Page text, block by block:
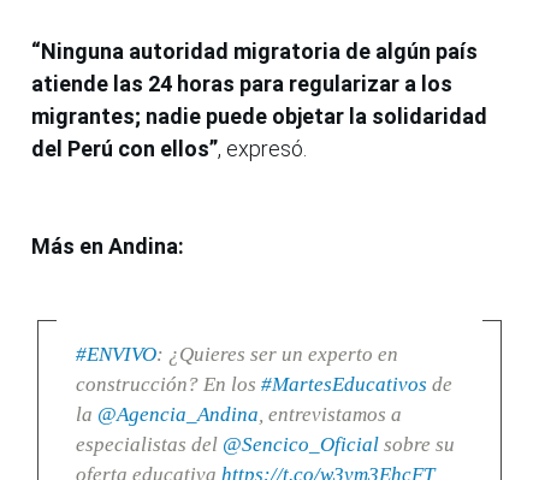
“Ninguna autoridad migratoria de algún país
atiende las 24 horas para regularizar a los
migrantes; nadie puede objetar la solidaridad
del Perú con ellos”, expresó.
Más en Andina:
#ENVIVO: ¿Quieres ser un experto en
construcción? En los #MartesEducativos de
la @Agencia_Andina , entrevistamos a
especialistas del @Sencico_Oficialsobre su
oferta educativa https://t.co/w3ym3EhcFT